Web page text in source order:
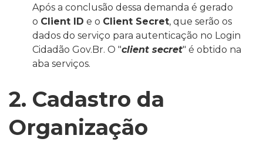
Após a conclusão dessa demanda é gerado
o Client ID e o Client Secret, que serão os
dados do serviço para autenticação no Login
Cidadão Gov.Br. O "client secret" é obtido na
aba serviços.
2. Cadastro da
Organização